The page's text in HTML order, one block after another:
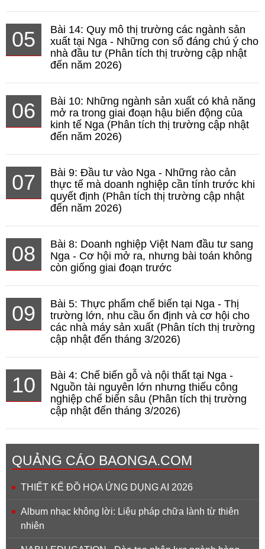
05
Bài 14: Quy mô thị trường các ngành sản
xuất tại Nga - Những con số đáng chú ý cho
nhà đầu tư (Phân tích thị trường cập nhật
đến năm 2026)
06
Bài 10: Những ngành sản xuất có khả năng
mở ra trong giai đoạn hậu biến động của
kinh tế Nga (Phân tích thị trường cập nhật
đến năm 2026)
07
Bài 9: Đầu tư vào Nga - Những rào cản
thực tế mà doanh nghiệp cần tính trước khi
quyết định (Phân tích thị trường cập nhật
đến năm 2026)
08
Bài 8: Doanh nghiệp Việt Nam đầu tư sang
Nga - Cơ hội mở ra, nhưng bài toán không
còn giống giai đoạn trước
09
Bài 5: Thực phẩm chế biến tại Nga - Thị
trường lớn, nhu cầu ổn định và cơ hội cho
các nhà máy sản xuất (Phân tích thị trường
cập nhật đến tháng 3/2026)
10
Bài 4: Chế biến gỗ và nội thất tại Nga -
Nguồn tài nguyên lớn nhưng thiếu công
nghiệp chế biến sâu (Phân tích thị trường
cập nhật đến tháng 3/2026)
QUẢNG CÁO BAONGA.COM
THIẾT KẾ ĐỒ HỌA ỨNG DỤNG AI 2026
Album nhạc không lời: Liệu pháp chữa lành từ thiên
nhiên